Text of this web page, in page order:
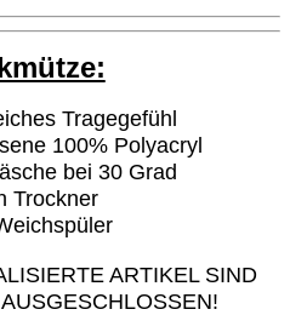
Tragegefühl
100% Polyacryl
bei 30 Grad
Trockner
ARTIKEL SIND